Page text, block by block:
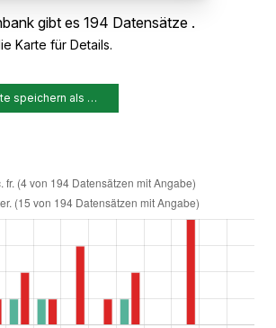
gibt es 194 Datensätze .
Karte für Details.
speichern als …